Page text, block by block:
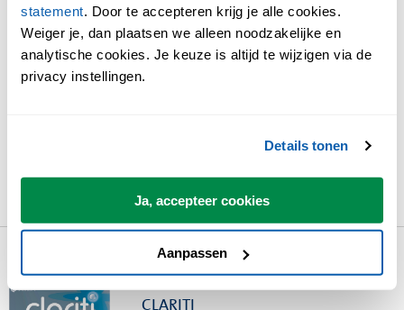
statement . Door te accepteren krijg je alle cookies.
Weiger je, dan plaatsen we alleen noodzakelijke en
analytische cookies. Je keuze is altijd te wijzigen via de
privacy instellingen.
Details tonen
Ja, accepteer cookies
Aanpassen
Clariti
CLARITI ELITE
Clariti
CLARITI